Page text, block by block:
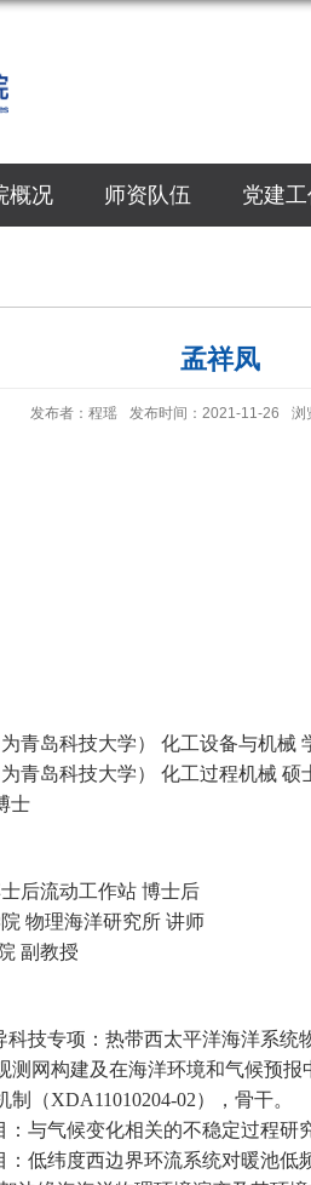
概况 师资队伍 党建
孟祥凤
发布者：程瑶 发布时间：2021-11-26 浏
青岛科技大学） 化工设备与机械
青岛科技大学） 化工过程机械 硕
士
后流动工作站 博士后
物理海洋研究所 讲师
副教授
科技专项：热带西太平洋海洋系
测网构建及在海洋环境和气候预
制（XDA11010204-02），骨干。
：与气候变化相关的不稳定过程研
：低纬度西边界环流系统对暖池低